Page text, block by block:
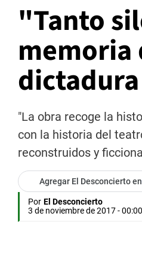
"Tanto
memoria
dictadura
"La obra recoge la
con la historia del
reconstruidos y
Agregar El Desconcierto en
Por El Desconcierto
3 de noviembre de 2017 - 00:00